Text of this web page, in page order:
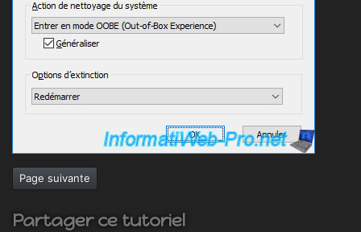
Page suivante
Partager ce tutoriel